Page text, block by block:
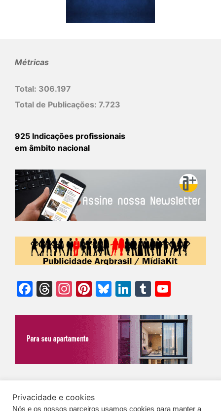
Métricas
Total: 306.197
Total de Publicações: 7.723
925 Indicações profissionais
em âmbito nacional
Facebook
Threads
Instagram
Pinterest
Bluesky
LinkedIn
Tumblr
Expediente|Contato|Newsletter
Privacidade e cookies
Nós e os nossos parceiros usamos cookies para manter a